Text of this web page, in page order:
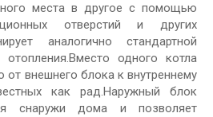
места в другое с помощью
отверстий и других
аналогично стандартной
отопления.Вместо одного котла
от внешнего блока к внутреннему
как рад.Наружный блок
снаружи дома и позволяет